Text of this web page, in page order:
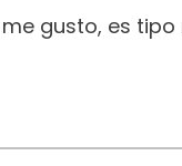
gusto, es